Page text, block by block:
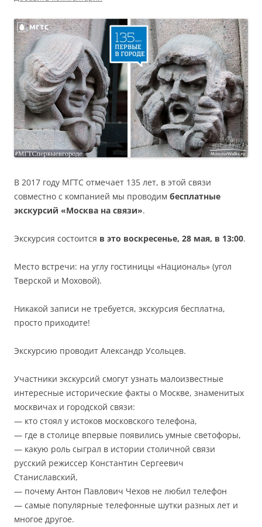
В 2017 году МГТС отмечает 135 лет, в этой связи
совместно с компанией мы проводим бесплатные
экскурсий «Москва на связи».
Экскурсия состоится в это воскресенье, 28 мая, в 13:00.
Место встречи: на углу гостиницы «Националь» (угол
Тверской и Моховой).
Никакой записи не требуется, экскурсия бесплатна,
просто приходите!
Экскурсию проводит Александр Усольцев.
Участники экскурсий смогут узнать малоизвестные
интересные исторические факты о Москве, знаменитых
москвичах и городской связи:
— кто стоял у истоков московского телефона,
— где в столице впервые появились умные светофоры,
— какую роль сыграл в истории столичной связи
русский режиссер Константин Сергеевич
Станиславский,
— почему Антон Павлович Чехов не любил телефон
— самые популярные телефонные шутки разных лет и
многое другое.